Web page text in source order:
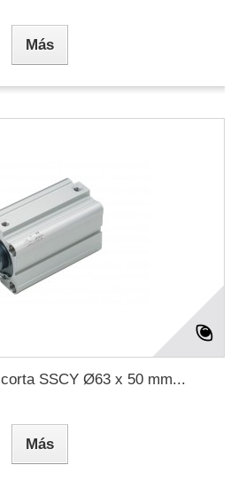
Más
SSCY Ø63 x 50 mm...
Más